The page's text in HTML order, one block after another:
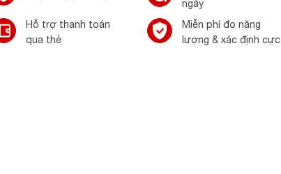
ngày
Hỗ trợ thanh toán
qua thẻ
Miễn phí đo năng
lượng & xác định cực